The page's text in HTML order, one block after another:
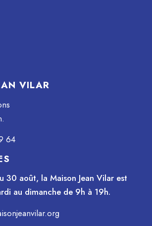
VILAR
64
30 août, la Maison Jean Vilar est
au dimanche de 9h à 19h.